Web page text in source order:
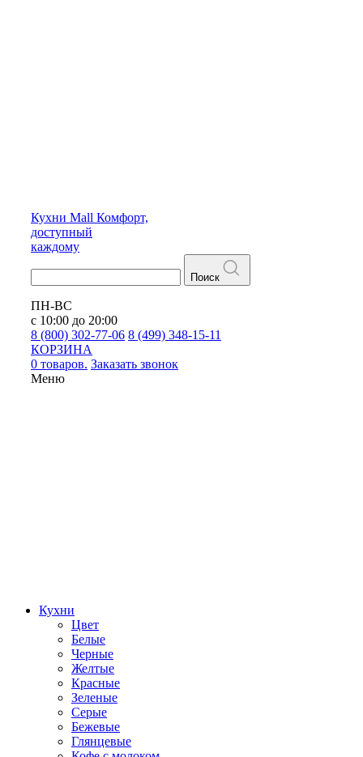
Кухни Mall Комфорт,
доступный
каждому
Поиск
ПН-ВС
с 10:00 до 20:00
8 (800) 302-77-06 8 (499) 348-15-11
КОРЗИНА
0 товаров. Заказать звонок
Меню
Кухни
Цвет
Белые
Черные
Желтые
Красные
Зеленые
Серые
Бежевые
Глянцевые